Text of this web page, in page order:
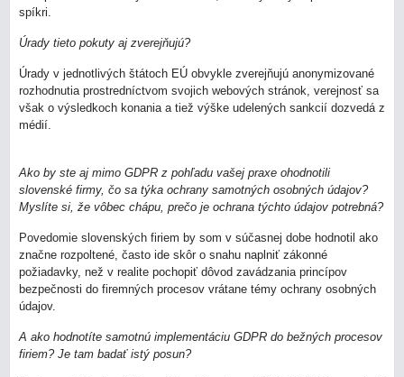
spíkri.
Úrady tieto pokuty aj zverejňujú?
Úrady v jednotlivých štátoch EÚ obvykle zverejňujú anonymizované
rozhodnutia prostredníctvom svojich webových stránok, verejnosť sa
však o výsledkoch konania a tiež výške udelených sankcií dozvedá z
médií.
Ako by ste aj mimo GDPR z pohľadu vašej praxe ohodnotili
slovenské firmy, čo sa týka ochrany samotných osobných údajov?
Myslíte si, že vôbec chápu, prečo je ochrana týchto údajov potrebná?
Povedomie slovenských firiem by som v súčasnej dobe hodnotil ako
značne rozpoltené, často ide skôr o snahu naplniť zákonné
požiadavky, než v realite pochopiť dôvod zavádzania princípov
bezpečnosti do firemných procesov vrátane témy ochrany osobných
údajov.
A ako hodnotíte samotnú implementáciu GDPR do bežných procesov
firiem? Je tam badať istý posun?